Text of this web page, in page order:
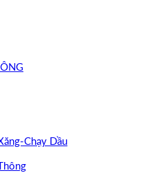
Chạy Dầu